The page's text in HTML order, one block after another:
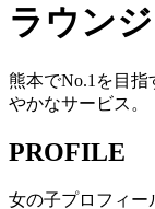
ラウンジ
熊本でNo.1を目
やかなサービス。
PROFILE
女の子プロフィー